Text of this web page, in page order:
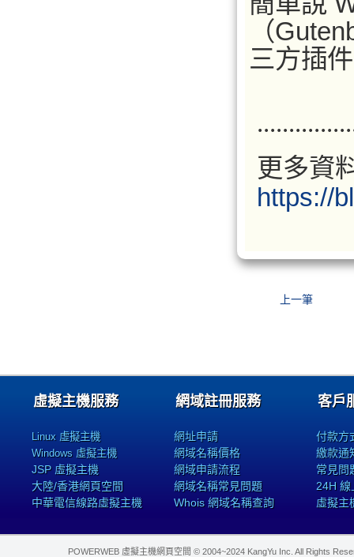
（
三方插
更多資
https://
上一筆
虛擬主機服務
Linux 虛擬主機
Windows 虛擬主機
JSP 虛擬主機
大陸/香港網頁空間
中華電信線路虛擬主機
網域註冊服務
網址申請
網域名稱價格
網域申請流程
網域名稱常見問題
Whois 網域名稱查詢
客戶
付款方
繳款通
常見問
24H 線
虛擬主
POWERWEB 虛擬主機網頁空間 © 2004~2024 KangYu Inc. All Rights